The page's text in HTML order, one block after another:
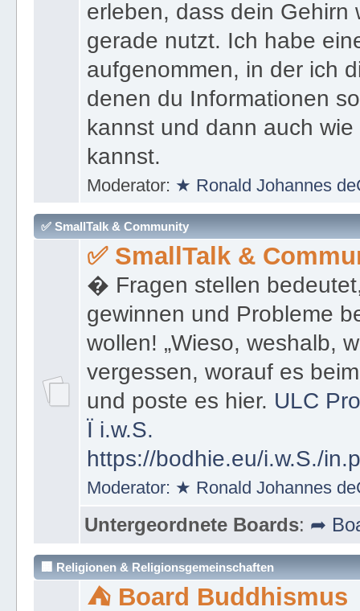
noch heute die ersten
erleben, dass dein Gehirn
gerade nutzt. Ich habe
aufgenommen, in der ich
denen du Informationen
kannst und dann auch
kannst.
Moderator:★ Ronald Johannes
✅ SmallTalk & Community
✅ SmallTalk &
� Fragen stellen
gewinnen und Probleme
wollen! „Wieso, weshalb,
vergessen, worauf es
und poste es hier.
Ïi.w.S.
https://bodhie.eu/i.w.S./
Moderator:★ Ronald Johannes
Untergeordnete Boards:➦
🏢 Religionen & Religionsgemeinschaften